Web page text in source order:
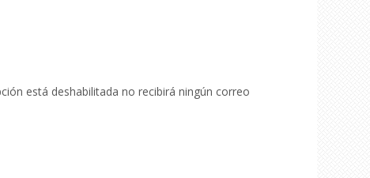
está deshabilitada no recibirá ningún correo